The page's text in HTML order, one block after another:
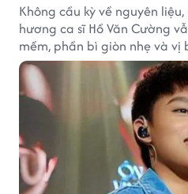
Không cầu kỳ về nguyên
hương ca sĩ Hồ Văn Cường
mềm, phần bì giòn nhẹ và
cốt dừa.